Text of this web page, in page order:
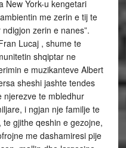
New York-u kengetari
me zerin e tij te
zerin e nanes”.
Lucaj , shume te
shqiptar ne
e muzikanteve Albert
sheshi jashte tendes
njerezve te mbledhur
i ngjan nje familje te
gjithe qeshin e gezojne,
me dashamiresi pije